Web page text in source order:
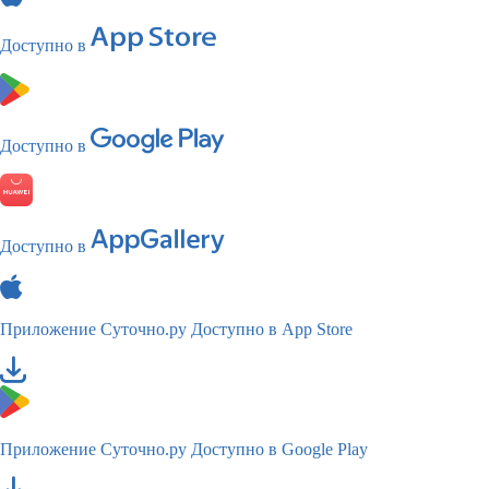
Доступно в
Доступно в
Доступно в
Приложение Суточно.ру Доступно в App Store
Приложение Суточно.ру Доступно в Google Play